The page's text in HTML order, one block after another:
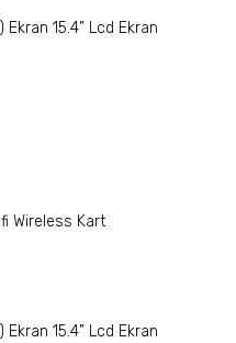
Ekran 15.4” Lcd Ekran
Wireless Kart
Ekran 15.4” Lcd Ekran